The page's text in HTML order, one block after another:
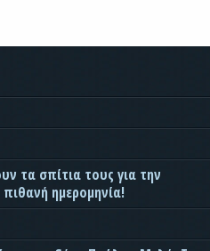
τα σπίτια τους για την
ημερομηνία!